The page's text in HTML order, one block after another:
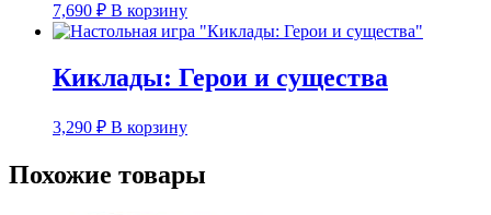
7,690 ₽ В корзину
Киклады: Герои и существа
3,290 ₽ В корзину
Похожие товары